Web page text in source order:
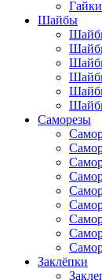
Шайбы
Саморезы
Заклёпки